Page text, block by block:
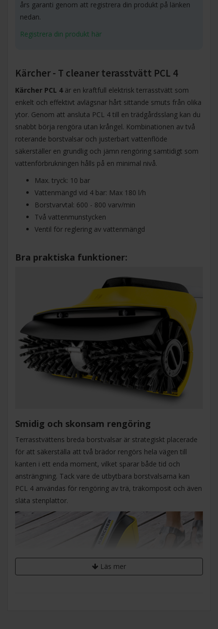
års garanti genom att registrera din produkt på länken
nedan.
Registrera din produkt här
Kärcher - T cleaner terasstvätt PCL 4
Kärcher PCL 4är en kraftfull elektrisk terrasstvätt som
enkelt och effektivt avlägsnar hårt sittande smuts från olika
ytor. Genom att ansluta PCL 4 till en trädgårdsslang kan du
snabbt börja rengöra utan krångel. Kombinationen av två
roterande borstvalsar och justerbart vattenflöde
säkerställer en grundlig och jämn rengöring samtidigt som
vattenförbrukningen hålls på en minimal nivå.
Max. tryck: 10 bar
Vattenmängd vid 4 bar: Max 180 l/h
Borstvarvtal: 600 - 800 varv/min
Två vattenmunstycken
Ventil för reglering av vattenmängd
Bra praktiska funktioner:
Smidig och skonsam rengöring
Terrasstvättens breda borstvalsar är strategiskt placerade
för att säkerställa att två brädor rengörs hela vägen till
kanten i ett enda moment, vilket sparar både tid och
ansträngning. Tack vare de utbytbara borstvalsarna kan
PCL 4 användas för rengöring av trä, träkomposit och även
släta stenplattor.
Läs mer